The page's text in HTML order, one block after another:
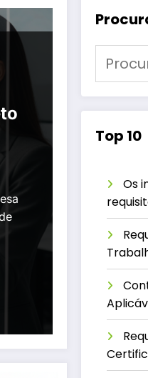
Top 10
Os